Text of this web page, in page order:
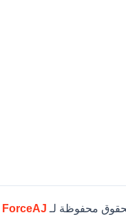
محفوظة لـ ForceAJ